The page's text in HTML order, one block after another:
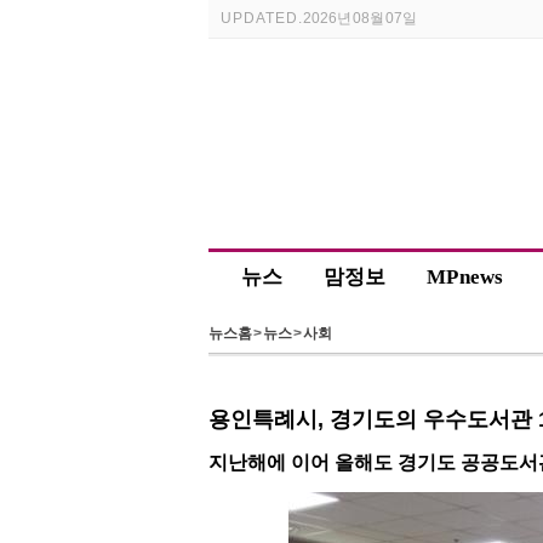
UPDATED.2026년 08월 07일
뉴스 맘정보 MP news
뉴스홈>뉴스>사회